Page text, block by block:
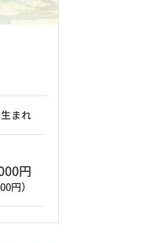
まれ
円
円）